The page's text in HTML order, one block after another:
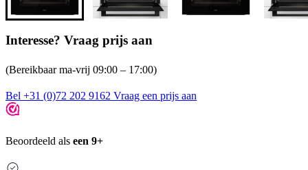
Interesse? Vraag prijs aan
(Bereikbaar ma-vrij 09:00 – 17:00)
Bel +31 (0)72 202 9162 Vraag een prijs aan
Beoordeeld als een 9+